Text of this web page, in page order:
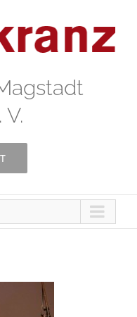
V.